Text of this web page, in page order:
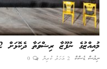
މުއިއްޒުގެ ނުފޫޒާ ރިޝްވަތާ ދެކޮޅަށް 12ގޮނޑި ހޯދީ އެމްޑީޕީ...
ނިއުސް ޑެސްކް 2 އަހަރު ކުރިން 0